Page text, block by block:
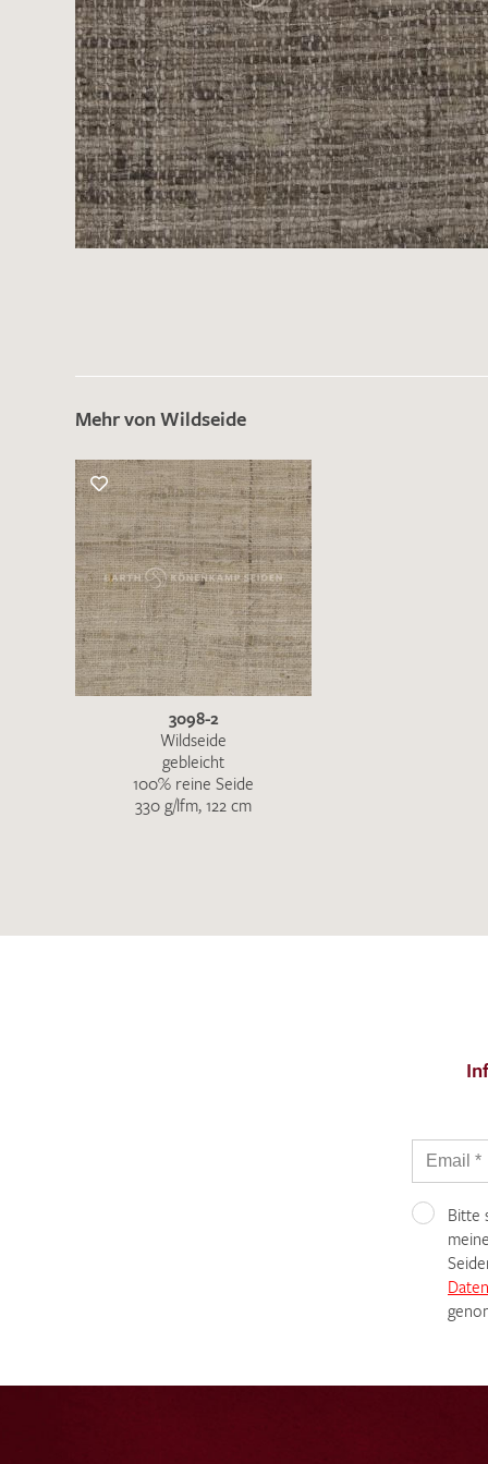
Es sind bisher keine Produkte auf Ihrer
Merkliste.
Mehr von Wildseide
3098-2
Wildseide
gebleicht
100% reine Seide
330 g/lfm, 122 cm
Bitte